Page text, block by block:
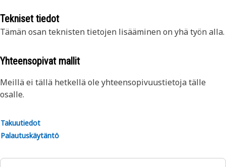
Tekniset tiedot
Tämän osan teknisten tietojen lisääminen on yhä työn alla.
Yhteensopivat mallit
Meillä ei tällä hetkellä ole yhteensopivuustietoja tälle
osalle.
Takuutiedot
Palautuskäytäntö